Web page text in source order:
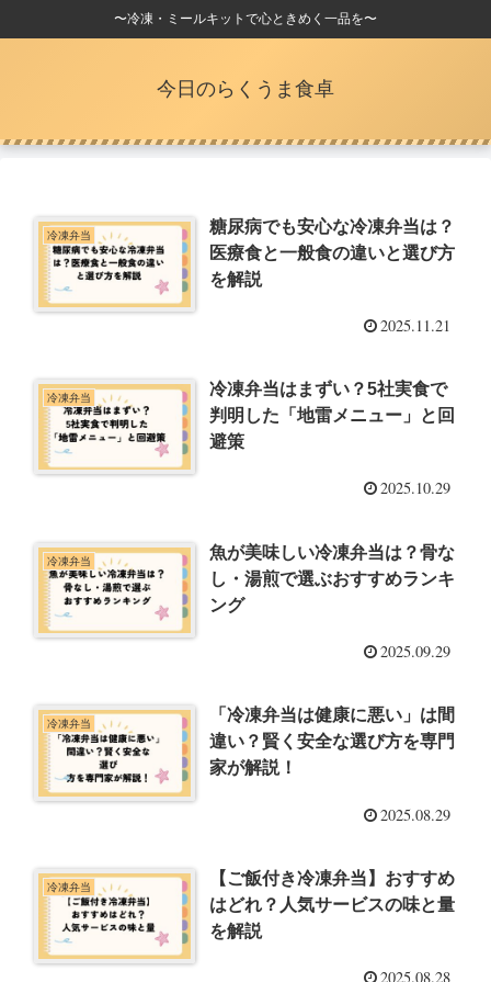
〜冷凍・ミールキットで心ときめく一品を〜
今日のらくうま食卓
冷凍弁当
糖尿病でも安心な冷凍弁当は？
医療食と一般食の違いと選び方
を解説
2025.11.21
冷凍弁当
冷凍弁当はまずい？5社実食で
判明した「地雷メニュー」と回
避策
2025.10.29
冷凍弁当
魚が美味しい冷凍弁当は？骨な
し・湯煎で選ぶおすすめランキ
ング
2025.09.29
冷凍弁当
「冷凍弁当は健康に悪い」は間
違い？賢く安全な選び方を専門
家が解説！
2025.08.29
冷凍弁当
【ご飯付き冷凍弁当】おすすめ
はどれ？人気サービスの味と量
を解説
2025.08.28